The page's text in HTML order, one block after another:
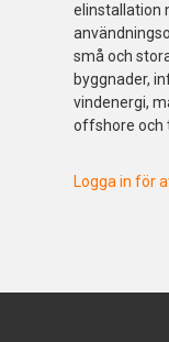
elinstallation
små och
byggnader,
vindenergi,
offshore och
Logga in för